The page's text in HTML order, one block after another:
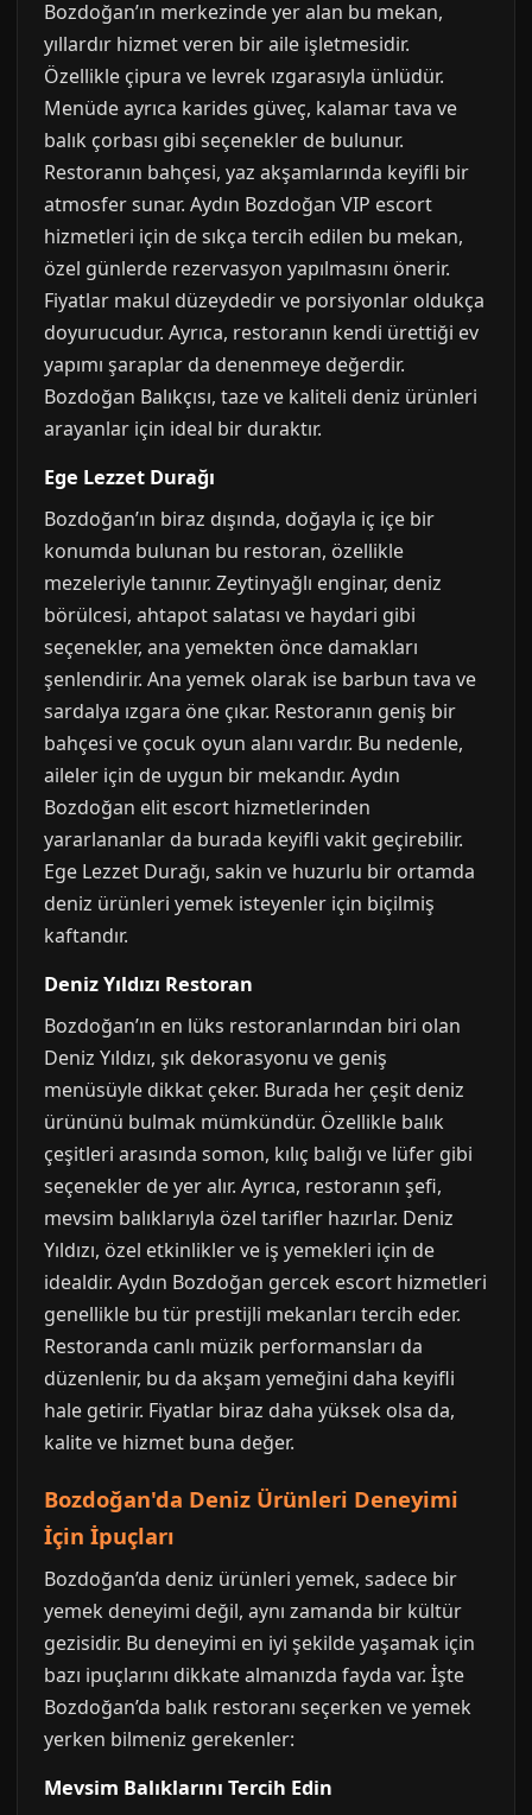
Bozdoğan’ın merkezinde yer alan bu mekan,
yıllardır hizmet veren bir aile işletmesidir.
Özellikle çipura ve levrek ızgarasıyla ünlüdür.
Menüde ayrıca karides güveç, kalamar tava ve
balık çorbası gibi seçenekler de bulunur.
Restoranın bahçesi, yaz akşamlarında keyifli bir
atmosfer sunar. Aydın Bozdoğan VIP escort
hizmetleri için de sıkça tercih edilen bu mekan,
özel günlerde rezervasyon yapılmasını önerir.
Fiyatlar makul düzeydedir ve porsiyonlar oldukça
doyurucudur. Ayrıca, restoranın kendi ürettiği ev
yapımı şaraplar da denenmeye değerdir.
Bozdoğan Balıkçısı, taze ve kaliteli deniz ürünleri
arayanlar için ideal bir duraktır.
Ege Lezzet Durağı
Bozdoğan’ın biraz dışında, doğayla iç içe bir
konumda bulunan bu restoran, özellikle
mezeleriyle tanınır. Zeytinyağlı enginar, deniz
börülcesi, ahtapot salatası ve haydari gibi
seçenekler, ana yemekten önce damakları
şenlendirir. Ana yemek olarak ise barbun tava ve
sardalya ızgara öne çıkar. Restoranın geniş bir
bahçesi ve çocuk oyun alanı vardır. Bu nedenle,
aileler için de uygun bir mekandır. Aydın
Bozdoğan elit escort hizmetlerinden
yararlananlar da burada keyifli vakit geçirebilir.
Ege Lezzet Durağı, sakin ve huzurlu bir ortamda
deniz ürünleri yemek isteyenler için biçilmiş
kaftandır.
Deniz Yıldızı Restoran
Bozdoğan’ın en lüks restoranlarından biri olan
Deniz Yıldızı, şık dekorasyonu ve geniş
menüsüyle dikkat çeker. Burada her çeşit deniz
ürününü bulmak mümkündür. Özellikle balık
çeşitleri arasında somon, kılıç balığı ve lüfer gibi
seçenekler de yer alır. Ayrıca, restoranın şefi,
mevsim balıklarıyla özel tarifler hazırlar. Deniz
Yıldızı, özel etkinlikler ve iş yemekleri için de
idealdir. Aydın Bozdoğan gercek escort hizmetleri
genellikle bu tür prestijli mekanları tercih eder.
Restoranda canlı müzik performansları da
düzenlenir, bu da akşam yemeğini daha keyifli
hale getirir. Fiyatlar biraz daha yüksek olsa da,
kalite ve hizmet buna değer.
Bozdoğan'da Deniz Ürünleri Deneyimi
İçin İpuçları
Bozdoğan’da deniz ürünleri yemek, sadece bir
yemek deneyimi değil, aynı zamanda bir kültür
gezisidir. Bu deneyimi en iyi şekilde yaşamak için
bazı ipuçlarını dikkate almanızda fayda var. İşte
Bozdoğan’da balık restoranı seçerken ve yemek
yerken bilmeniz gerekenler:
Mevsim Balıklarını Tercih Edin